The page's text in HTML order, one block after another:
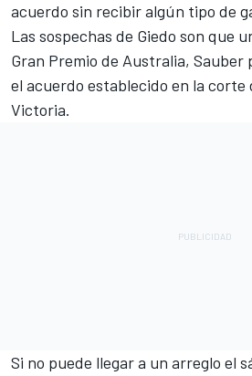
acuerdo sin recibir algún tipo de
Las sospechas de Giedo son que
Gran Premio de Australia, Sauber
el acuerdo establecido en la corte
Victoria.
Si no puede llegar a un arreglo el